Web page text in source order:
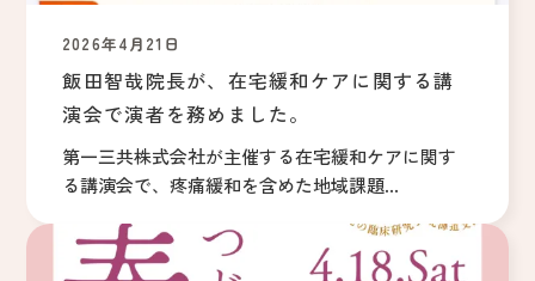
2026年4月21日
飯田智哉院長が、在宅緩和ケアに関する講
演会で演者を務めました。
第一三共株式会社が主催する在宅緩和ケアに関す
る講演会で、疼痛緩和を含めた地域課題...